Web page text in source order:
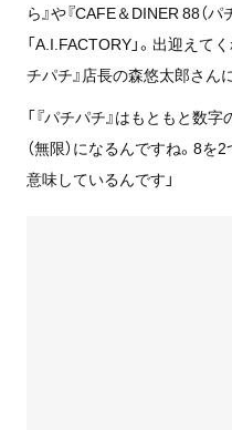
ら』や『CAFE＆DINER 88（
「A.I.FACTORY」。出迎えて
チパチ』店長の森悠太郎さん
「『パチパチ』はもともと数
（無限）になるんですね。8
意味しているんです」